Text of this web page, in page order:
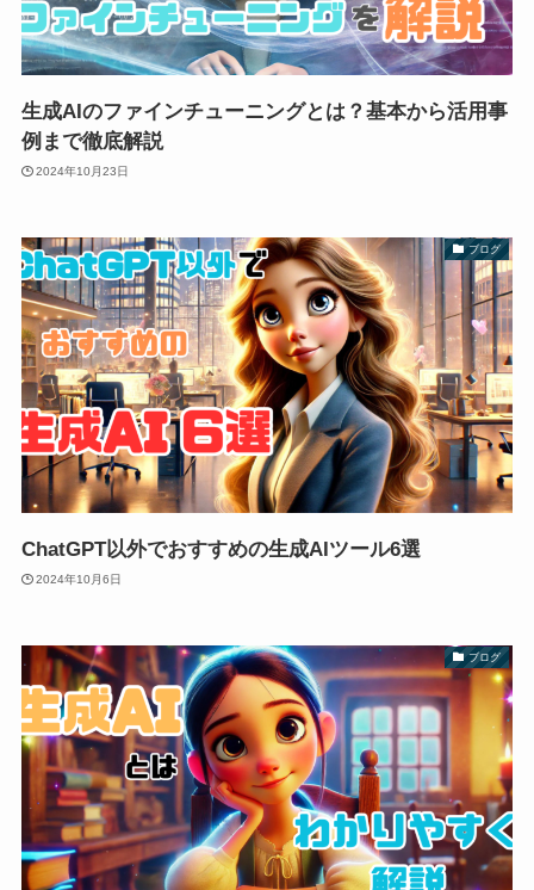
生成AIのファインチューニングとは？基本から活用事
例まで徹底解説
2024年10月23日
ブログ
ChatGPT以外でおすすめの生成AIツール6選
2024年10月6日
ブログ